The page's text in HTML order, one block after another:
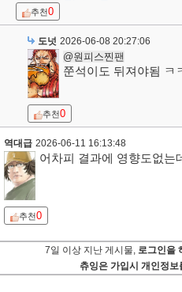
추천0
도넛 2026-06-08 20:27:06
@원피스찐팬
쭌석이도 뒤져야됨 ㅋ
추천0
역대급 2026-06-11 16:13:48
어차피 결과에 영향도없는
추천0
7일 이상 지난 게시물, 로그인을
츄잉은 가입시 개인정